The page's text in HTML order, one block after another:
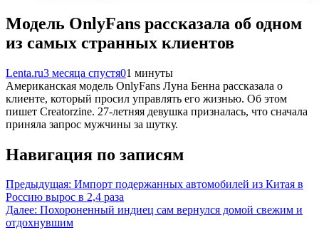
Модель OnlyFans рассказала об одном
из самых странных клиентов
Lenta.ru3 месяца спустя01 минуты
Американская модель OnlyFans Луна Бенна рассказала о
клиенте, который просил управлять его жизнью. Об этом
пишет Creatorzine. 27-летняя девушка призналась, что сначала
приняла запрос мужчины за шутку.
Навигация по записям
Предыдущая: Импорт подержанных автомобилей из Китая в
Россию вырос в 2,4 раза
Далее: Похороненный индиец сам вернулся домой свежим и
отдохнувшим